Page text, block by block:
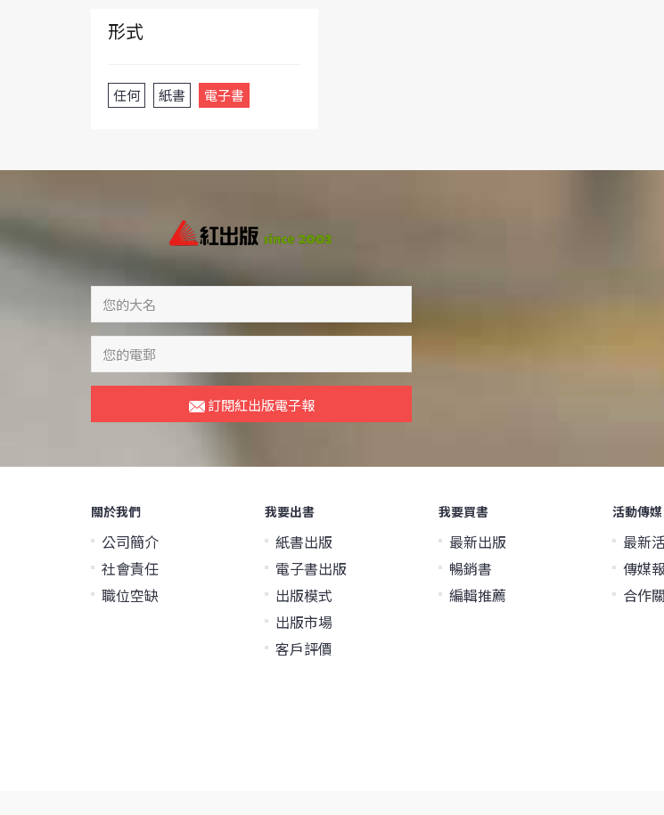
形式
任何 紙書 電子書
訂閱紅出版電子報
關於我們
公司簡介
社會責任
職位空缺
我要出書
紙書出版
電子書出版
出版模式
出版市場
客戶評價
我要買書
最新出版
暢銷書
編輯推薦
活動傳媒
最新
傳媒
合作